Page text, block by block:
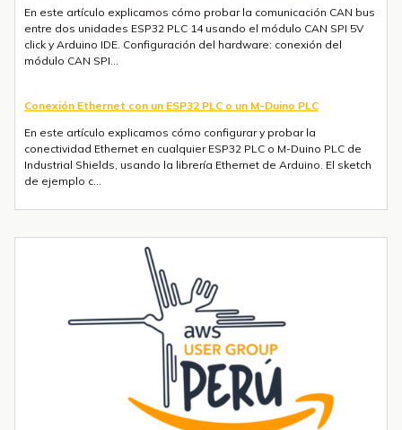
En este artículo explicamos cómo probar la comunicación CAN bus
entre dos unidades ESP32 PLC 14 usando el módulo CAN SPI 5V
click y Arduino IDE. Configuración del hardware: conexión del
módulo CAN SPI...
Conexión Ethernet con un ESP32 PLC o un M-Duino PLC
En este artículo explicamos cómo configurar y probar la
conectividad Ethernet en cualquier ESP32 PLC o M-Duino PLC de
Industrial Shields, usando la librería Ethernet de Arduino. El sketch
de ejemplo c...
integrado
Introducción La integración de la comunicación 4G en PLCs
basados en ESP32 abre un sinfín de posibilidades para el IoT y la
automatización industrial. En una entrada anterior del blog,​ "Cómo
Tendencias transformadoras en robótica industrial para 2026 y
La robótica industrial ya no crece de forma constante — está
acelerando. Las instalaciones globales de robots industriales